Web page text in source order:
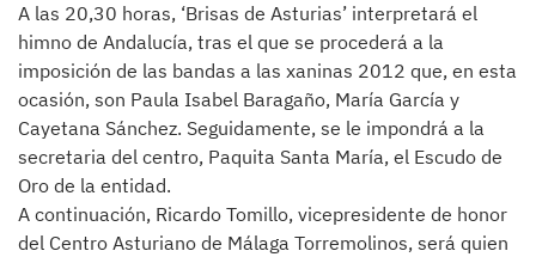
A las 20,30 horas, ‘Brisas de Asturias’ interpretará el
himno de Andalucía, tras el que se procederá a la
imposición de las bandas a las xaninas 2012 que, en esta
ocasión, son Paula Isabel Baragaño, María García y
Cayetana Sánchez. Seguidamente, se le impondrá a la
secretaria del centro, Paquita Santa María, el Escudo de
Oro de la entidad.
A continuación, Ricardo Tomillo, vicepresidente de honor
del Centro Asturiano de Málaga Torremolinos, será quien